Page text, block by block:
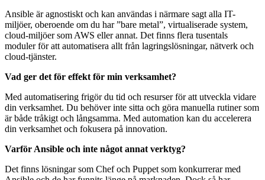
Ansible är agnostiskt och kan användas i närmare sagt alla IT-
miljöer, oberoende om du har ”bare metal”, virtualiserade system,
cloud-miljöer som AWS eller annat. Det finns flera tusentals
moduler för att automatisera allt från lagringslösningar, nätverk och
cloud-tjänster.
Vad ger det för effekt för min verksamhet?
Med automatisering frigör du tid och resurser för att utveckla vidare
din verksamhet. Du behöver inte sitta och göra manuella rutiner som
är både tråkigt och långsamma. Med automation kan du accelerera
din verksamhet och fokusera på innovation.
Varför Ansible och inte något annat verktyg?
Det finns lösningar som Chef och Puppet som konkurrerar med